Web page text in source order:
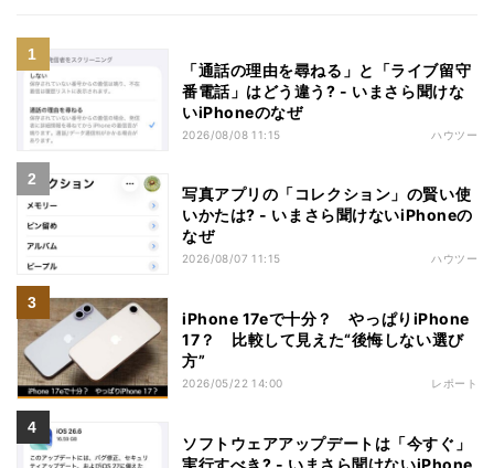
「通話の理由を尋ねる」と「ライブ留守
番電話」はどう違う? - いまさら聞けな
いiPhoneのなぜ
2026/08/08 11:15 ハウツー
写真アプリの「コレクション」の賢い使
いかたは? - いまさら聞けないiPhoneの
なぜ
2026/08/07 11:15 ハウツー
iPhone 17eで十分？ やっぱりiPhone
17？ 比較して見えた“後悔しない選び
方”
2026/05/22 14:00 レポート
ソフトウェアアップデートは「今すぐ」
実行すべき? - いまさら聞けないiPhone